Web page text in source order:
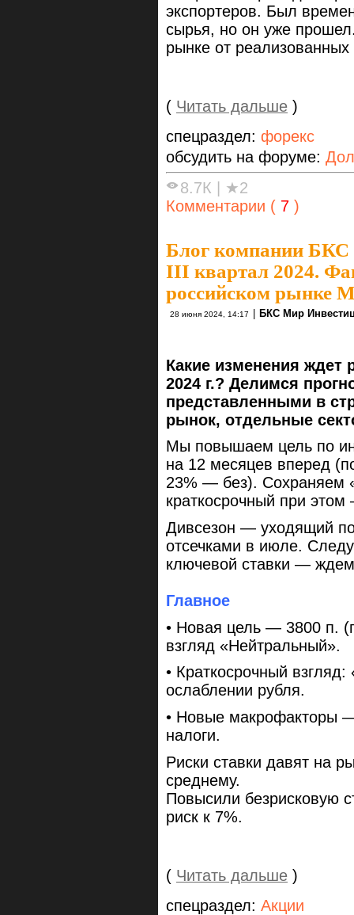
экспортеров. Был
сырья, но он уже
рынке от
( Читать дальше )
спецраздел: форекс
обсудить на форуме:
8.7К
★2
Комментарии ( 7 )
Блог компании БКС
III квартал 2024.
российском рынке
28 июня 2024, 14:17 БКС Мир
Какие изменения ждет
2024 г.? Делимся
представленными в
рынок, отдельные
Мы повышаем цель по
на 12 месяцев вперед
23% — без). Сохраняем
краткосрочный при
Дивсезон — уходящий
отсечками в июле.
ключевой ставки —
Главное
• Новая цель — 3800 п.
взгляд «Нейтральный».
• Краткосрочный
ослаблении рубля.
• Новые макрофакторы —
налоги.
Риски ставки давят на
среднему.
Повысили безрисковую
риск к 7%.
( Читать дальше )
спецраздел: Акции